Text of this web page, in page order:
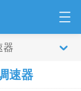
器
速器